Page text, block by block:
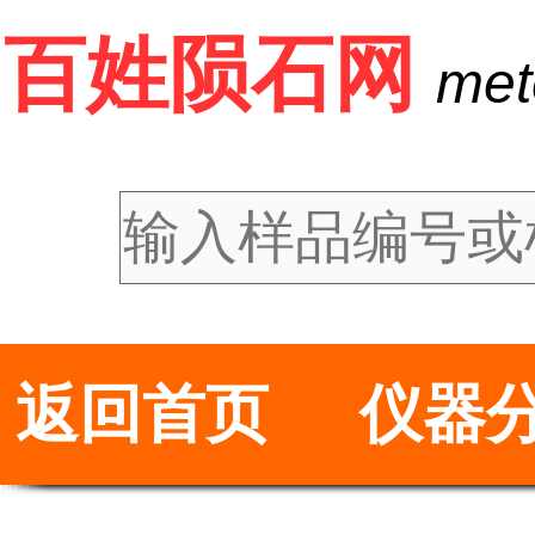
百姓陨石网
返回首页 仪器